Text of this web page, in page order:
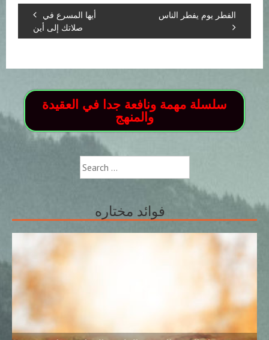
أيها المسرع في
صلاتك إلى أين
الفطر يوم يفطر الناس
سلسلة مهمة ونافعة جدا في العقيدة
والمنهج
Search
for:
فوائد مختاره